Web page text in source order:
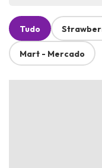
Tudo
Mart - Mercado